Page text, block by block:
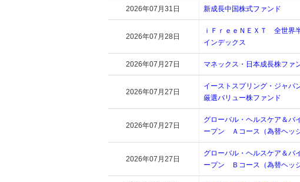
2026年07月31日 新成長中国株式ファンド
2026年07月28日
ｉＦｒｅｅＮＥＸＴ 全世界
インデックス
2026年07月27日 マネックス・日本成長株ファ
2026年07月27日
イーストスプリング・ジャパ
厳選バリュー株ファンド
2026年07月27日
グローバル・ヘルスケア＆バ
ープン Ａコース（為替ヘッジ
2026年07月27日
グローバル・ヘルスケア＆バ
ープン Ｂコース（為替ヘッジ